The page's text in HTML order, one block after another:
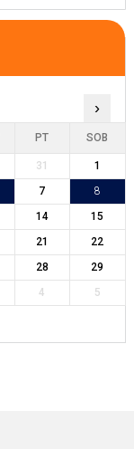
›
PT SOB
31
1
7
8
14
15
21
22
28
29
4 5